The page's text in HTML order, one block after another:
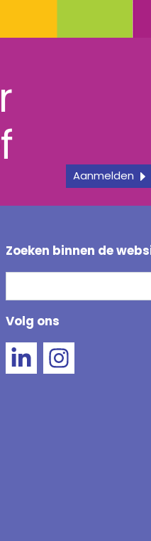
Aanmelden
Zoeken binnen de
Volg ons